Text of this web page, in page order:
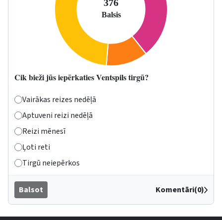
Cik bieži jūs iepērkaties Ventspils tirgū?
Vairākas reizes nedēļā
Aptuveni reizi nedēļā
Reizi mēnesī
Ļoti reti
Tirgū neiepērkos
Balsot Komentāri(0)